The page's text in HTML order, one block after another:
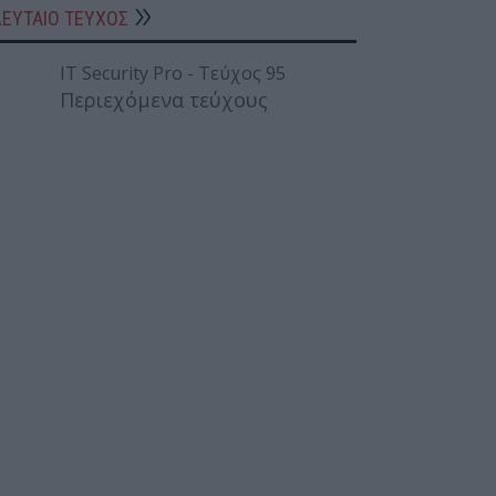
ΤΕΥΧΟΣ
Περιεχόμενα τεύχους